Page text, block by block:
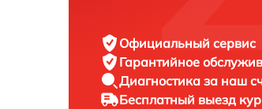
Официальный сервис
Гарантийное
Диагностика за наш
Бесплатный выезд